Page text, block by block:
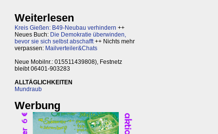
Weiterlesen
Kreis Gießen: B49-Neubau verhindern ++
Neues Buch: Die Demokratie überwinden,
bevor sie sich selbst abschafft++ Nichts mehr
verpassen: Mailverteiler&Chats
Neue Mobilnr.: 015511439808), Festnetz
bleibt 06401-903283
ALLTÄGLICHKEITEN
Mundraub
Werbung